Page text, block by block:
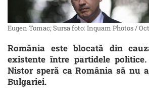
Eugen Tomac; Sursa foto: Inquam Photos /
România este blocată din
existente între partidele
Nistor speră ca România să nu
Bulgariei.